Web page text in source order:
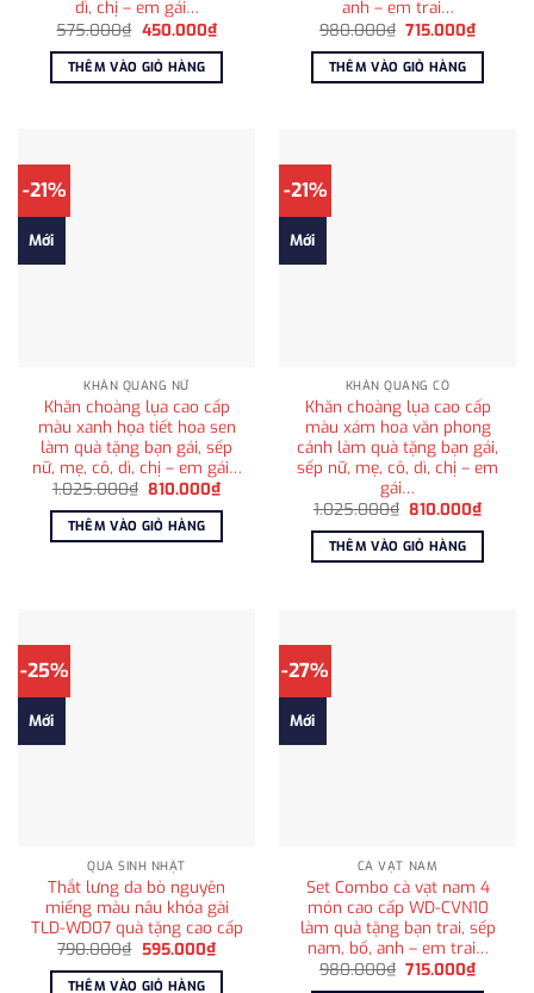
dì, chị – em gái…
575.000₫ Giá
là:
575.000₫.
450.000₫Giá
hiện
tại
450.000₫.
THÊM VÀO GIỎ HÀNG
anh – em trai…
980.000₫ Giá
là:
980.000₫.
715.000₫Giá
hiện
tại
THÊM VÀO GIỎ HÀNG
-21%
Mới
KHĂN QUÀNG NỮ
Khăn choàng lụa cao cấp
màu xanh họa tiết hoa sen
làm quà tặng bạn gái, sếp
nữ, mẹ, cô, dì, chị – em gái…
1.025.000₫ Giá
là:
1.025.000₫.
810.000₫Giá
tại
THÊM VÀO GIỎ HÀNG
-21%
Mới
KHĂN QUÀNG CỔ
Khăn choàng lụa cao cấp
màu xám hoa văn phong
cảnh làm quà tặng bạn gái,
sếp nữ, mẹ, cô, dì, chị – em
gái…
1.025.000₫ Giá
là:
1.025.000₫.
810.000₫Giá
tại
THÊM VÀO GIỎ HÀNG
-25%
Mới
QUÀ SINH NHẬT
Thắt lưng da bò nguyên
miếng màu nâu khóa gài
TLD-WD07 quà tặng cao cấp
790.000₫ Giá
là:
595.000₫Giá
hiện
tại
THÊM VÀO GIỎ HÀNG
-27%
Mới
CÀ VẠT NAM
Set Combo cà vạt nam 4
món cao cấp WD-CVN10
làm quà tặng bạn trai, sếp
nam, bố, anh – em trai…
980.000₫ Giá
715.000₫Giá
hiện